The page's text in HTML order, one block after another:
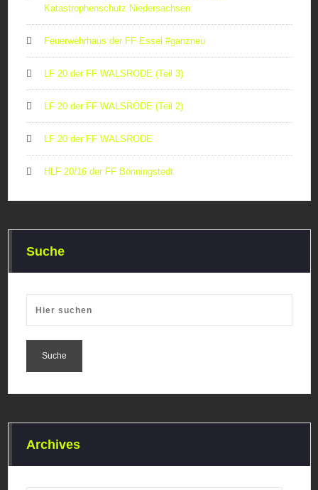
Katastrophenschutz Niedersachsen
Feuerwehrhaus der FF Essel #ganzneu
LF 20 der FF WALSRODE (Teil 3)
LF 20 der FF WALSRODE (Teil 2)
LF 20 der FF WALSRODE
HLF 20/16 der FF Bönningstedt
Suche
Archives